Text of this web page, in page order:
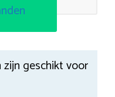
zijn geschikt voor